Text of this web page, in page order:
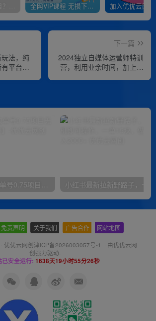
你还在到处找项目？还在当韭菜？我靠卖项目一个月收入5万+，曾经我也是个失败者。 全网VIP课程 无损下载~
法，纯
平台同
下一篇
2024独立自媒体运营师特训
营，利用业余时间，加上一
无限接码撸红包单号0.75项目无偿分享给你【揭秘】
免责声明 关于我们 广告合作 网站地图
优优云网创津ICP备2026003057号-1 · 由优优云网
创强力驱动.
已安全运行: 1638天19小时55分26秒